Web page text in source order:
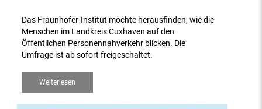
Das Fraunhofer-Institut möchte herausfinden, wie die
Menschen im Landkreis Cuxhaven auf den
Öffentlichen Personennahverkehr blicken. Die
Umfrage ist ab sofort freigeschaltet.
Weiterlesen